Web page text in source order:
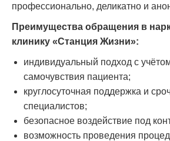
профессионально, деликатно и
Преимущества обращения в
клинику «Станция Жизни»:
индивидуальный подход с
самочувствия пациента;
круглосуточная поддержка и
специалистов;
безопасное воздействие под
возможность проведения